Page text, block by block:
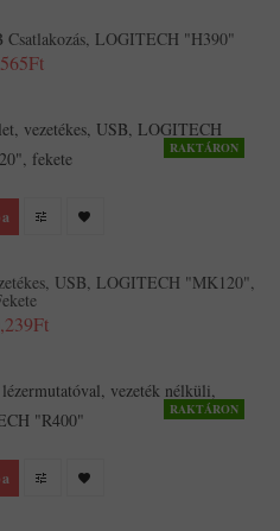
LOGITECH "H390"
RAKTÁRON
USB, LOGITECH "MK120",
RAKTÁRON